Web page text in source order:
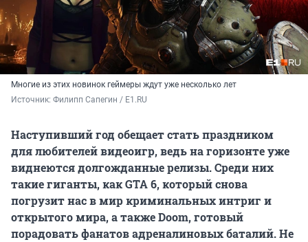
Многие из этих новинок геймеры ждут уже несколько лет
Источник: Филипп Сапегин / Е1.RU
Наступивший год обещает стать праздником
для любителей видеоигр, ведь на горизонте уже
виднеются долгожданные релизы. Среди них
такие гиганты, как GTA 6, который снова
погрузит нас в мир криминальных интриг и
открытого мира, а также Doom, готовый
порадовать фанатов адреналиновых баталий. Не